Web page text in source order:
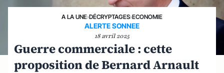
A LA UNE›DÉCRYPTAGES›ECONOMIE
ALERTE SONNEE
18 avril 2025
Guerre commerciale : cette
proposition de Bernard Arnault